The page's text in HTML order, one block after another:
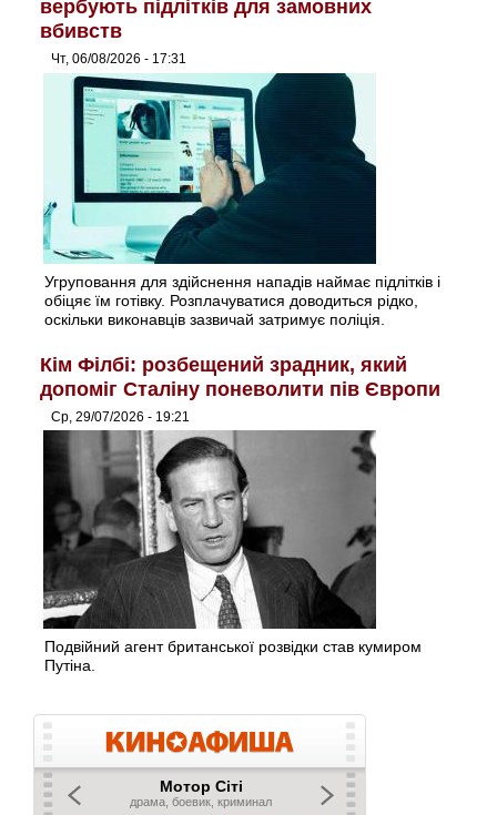
вербують підлітків для замовних
вбивств
Чт, 06/08/2026 - 17:31
Угруповання для здійснення нападів наймає підлітків і
обіцяє їм готівку. Розплачуватися доводиться рідко,
оскільки виконавців зазвичай затримує поліція.
Кім Філбі: розбещений зрадник, який
допоміг Сталіну поневолити пів Європи
Ср, 29/07/2026 - 19:21
Подвійний агент британської розвідки став кумиром
Путіна.